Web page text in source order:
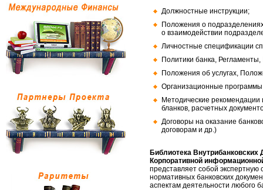
Должностные инструкции;
Положения о
о взаимодействии
Личностные спецификации
Политики банка,
Положения об услугах,
Организационные
Методические
бланков, расчетных
Договоры на оказание
договорам и др.)
Библиотека
Корпоративной
представляет собой экспертную
нормативных банковских
аспектам деятельности любого